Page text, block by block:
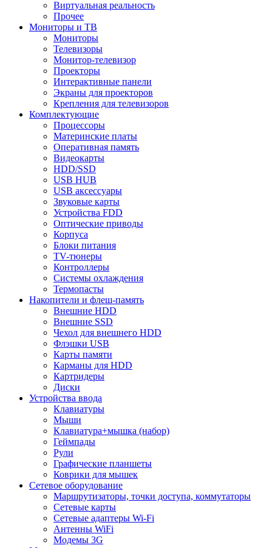
Виртуальная реальность
Прочее
Мониторы и ТВ
Мониторы
Телевизоры
Монитор-телевизор
Проекторы
Интерактивные панели
Экраны для проекторов
Крепления для телевизоров
Комплектующие
Процессоры
Материнские платы
Оперативная память
Видеокарты
HDD/SSD
USB HUB
USB аксессуары
Звуковые карты
Устройства FDD
Оптические приводы
Корпуса
Блоки питания
TV-тюнеры
Контроллеры
Системы охлаждения
Термопасты
Накопители и флеш-память
Внешние HDD
Внешние SSD
Чехол для внешнего HDD
Флэшки USB
Карты памяти
Карманы для HDD
Картридеры
Диски
Устройства ввода
Клавиатуры
Мыши
Клавиатура+мышка (набор)
Геймпады
Рули
Графические планшеты
Коврики для мышек
Сетевое оборудование
Маршрутизаторы, точки доступа, коммутаторы
Сетевые карты
Сетевые адаптеры Wi-Fi
Антенны WiFi
Модемы 3G